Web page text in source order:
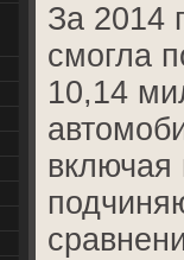
За 2014
смогла
10,14
включая